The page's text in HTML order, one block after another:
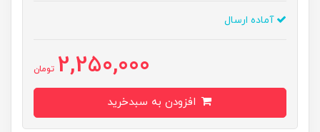
آماده ارسال
2,250,000 تومان